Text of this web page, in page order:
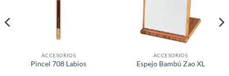
ACCESORIOS
Pincel 708 Labios
ACCESORIOS
Espejo Bambú Zao XL